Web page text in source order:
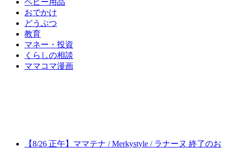
おでかけ
どうぶつ
教育
マネー・投資
くらしの相談
ママコマ漫画
【8/26 正午】ママテナ / Merkystyle / ラナーヌ 終了のお